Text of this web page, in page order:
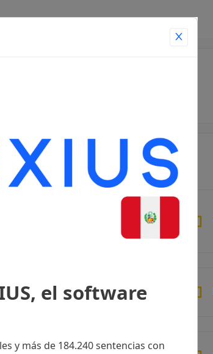
el software
y más de 184.240 sentencias con
Decretos